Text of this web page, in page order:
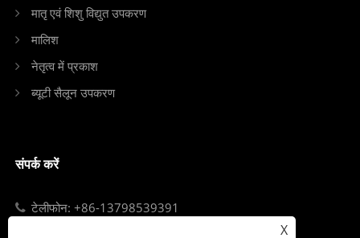
मातृ एवं शिशु विद्युत उपकरण
मालिश
नेतृत्व में प्रकाश
ब्यूटी सैलून उपकरण
संपर्क करें
टेलीफोन: +86-13798539391
X